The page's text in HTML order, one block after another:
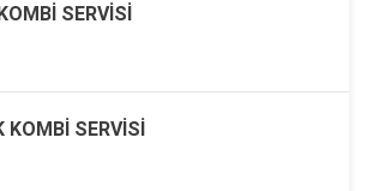
SERVISI
KOMBI SERVISI